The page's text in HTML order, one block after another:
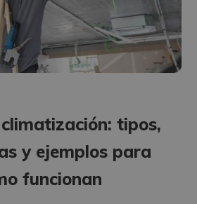
tipos,
y ejemplos para
funcionan